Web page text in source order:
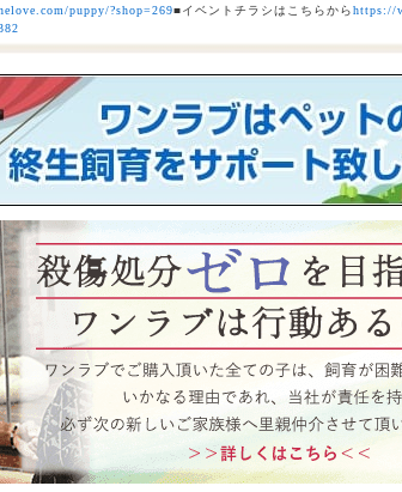
puppy/?shop=269■イベントチラシはこちらからhttps://
決算商談会 第2弾開催！！】ワンラブ総決算 22周年祭
ットショップ ワンラブ 本気の大決算商談会！！ ワンラブ看板店
がスタート！！ 2026年8月1日にLINE配信されておりますクーポ
と、ワンラブポイントをプレゼント！！まだ会員アプリをご利用
とクーポンが配信されますので、最寄店舗にてぜひご確認くだ
ださいね イベント内容はこちら
https://www.pet-onelove.com/
開催！！】香川県 ワンラブ イオンタウン宇多津店＆
開催中！！7/25～8/9まで｜ワンラブグループ
川県のみなさま、お世話になっております！！7月25日(土)より、
津店、ゆめタウン三豊店合同にて、大決算フェアを開催させてい
間中(^^)/厳選されたかわいい子犬子猫が大集合！！今年もぜひ遊
として、品揃え豊富に取り揃えで、わんだふるプライスとなって
で元気に遊びまわっておりますよ～ 気になった子はぜひ抱っこし
迎えのチャンスですよ～このお得な期間に沢山買っちゃってくださ
！ワンラブが全力でサポートさせていただきます(^^)/改めまして
してスタッフ一同頑張ってまいりますm(__)m ■ゆめタウン三豊店